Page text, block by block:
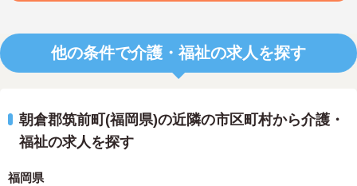
他の条件で介護・福祉の求人を探す
朝倉郡筑前町(福岡県)の近隣の市区町村から介護・
福祉の求人を探す
福岡県